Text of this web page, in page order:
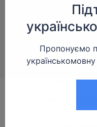
Клиника